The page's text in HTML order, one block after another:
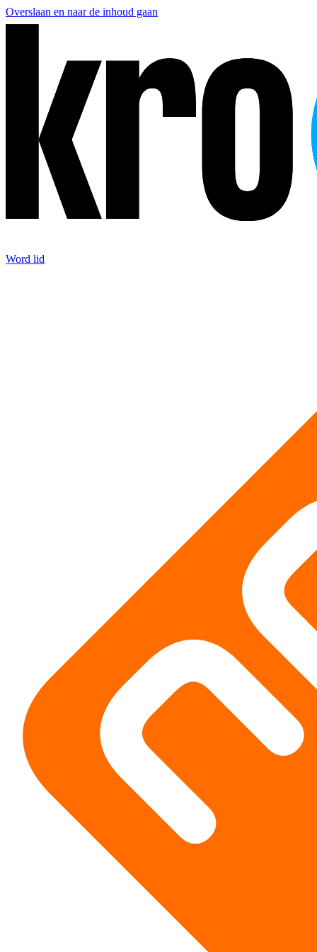
Overslaan en naar de inhoud gaan
Word lid